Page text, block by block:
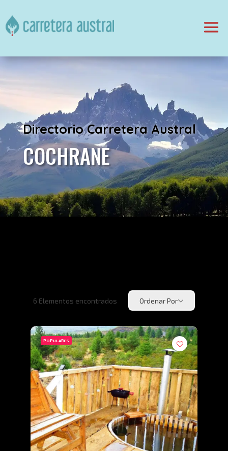
Directorio Carretera Austral
COCHRANE
6 Elementos encontrados Ordenar Por
POPULARES